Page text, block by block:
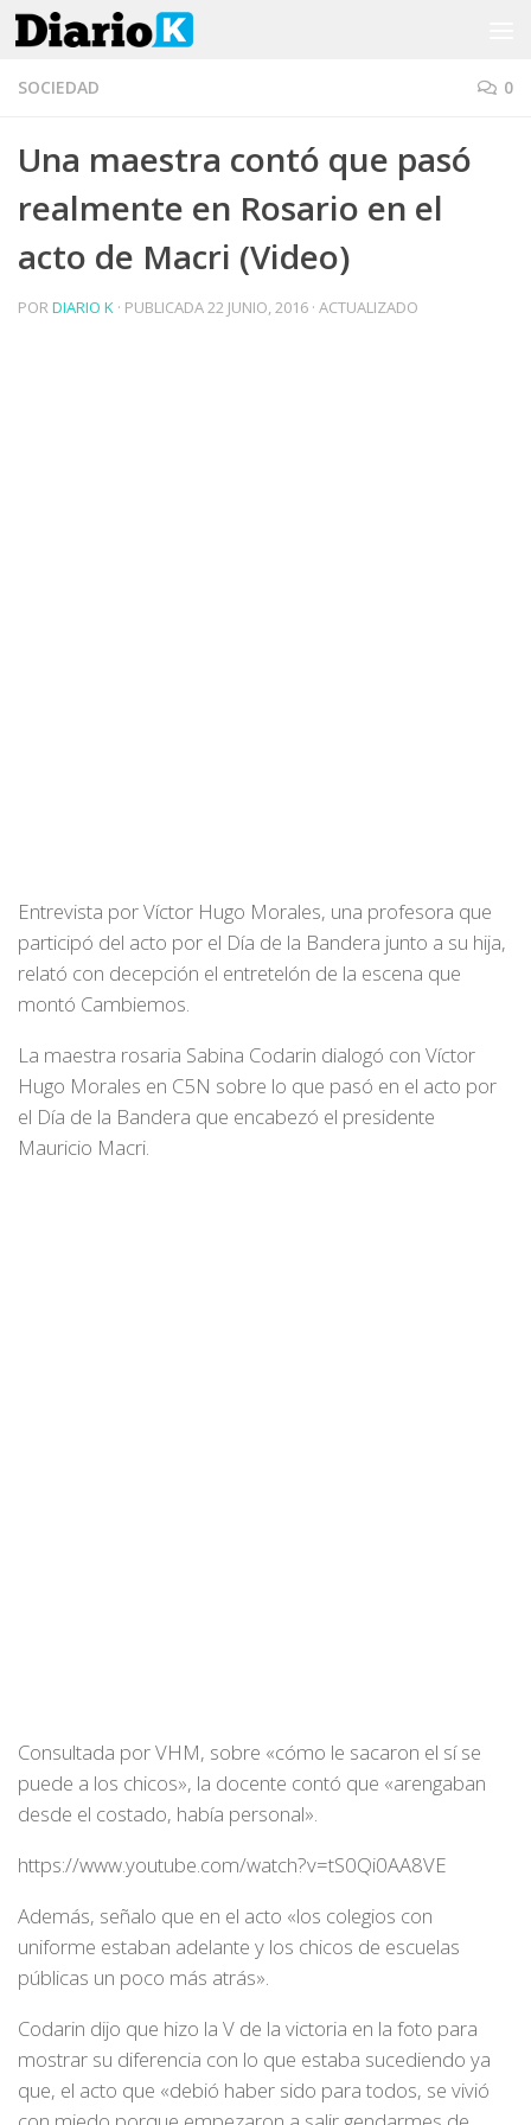
Saltar al contenido
SOCIEDAD 0
Una maestra contó que pasó
realmente en Rosario en el
acto de Macri (Video)
PORDIARIO K · PUBLICADA22 JUNIO, 2016 · ACTUALIZADO
Entrevista por Víctor Hugo Morales, una profesora que
participó del acto por el Día de la Bandera junto a su hija,
relató con decepción el entretelón de la escena que
montó Cambiemos.
La maestra rosaria Sabina Codarin dialogó con Víctor
Hugo Morales en C5N sobre lo que pasó en el acto por
el Día de la Bandera que encabezó el presidente
Mauricio Macri.
Consultada por VHM, sobre «cómo le sacaron el sí se
puede a los chicos», la docente contó que «arengaban
desde el costado, había personal».
https://www.youtube.com/watch?v=tS0Qi0AA8VE
Además, señalo que en el acto «los colegios con
uniforme estaban adelante y los chicos de escuelas
públicas un poco más atrás».
Codarin dijo que hizo la V de la victoria en la foto para
mostrar su diferencia con lo que estaba sucediendo ya
que, el acto que «debió haber sido para todos, se vivió